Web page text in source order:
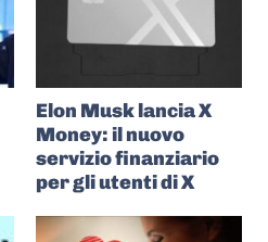
Elon Musk lancia X
Money: il nuovo
servizio finanziario
per gli utenti di X